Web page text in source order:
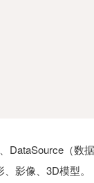
DataSource（数
影像、3D模型。